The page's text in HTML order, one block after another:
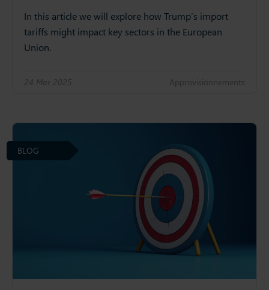
In this article we will explore how Trump’s import
tariffs might impact key sectors in the European
Union.
24 Mar 2025 Approvisionnements
BLOG